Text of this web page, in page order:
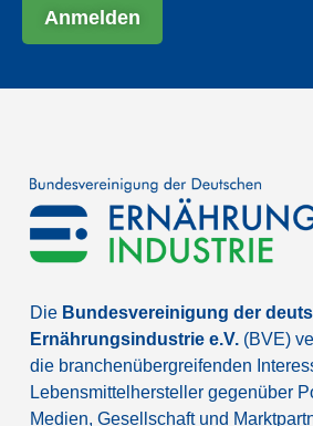
Anmelden
Die Bundesvereinigung der
Ernährungsindustrie e.V. (BVE)
die branchenübergreifenden
Lebensmittelhersteller gegenüber
Medien, Gesellschaft und